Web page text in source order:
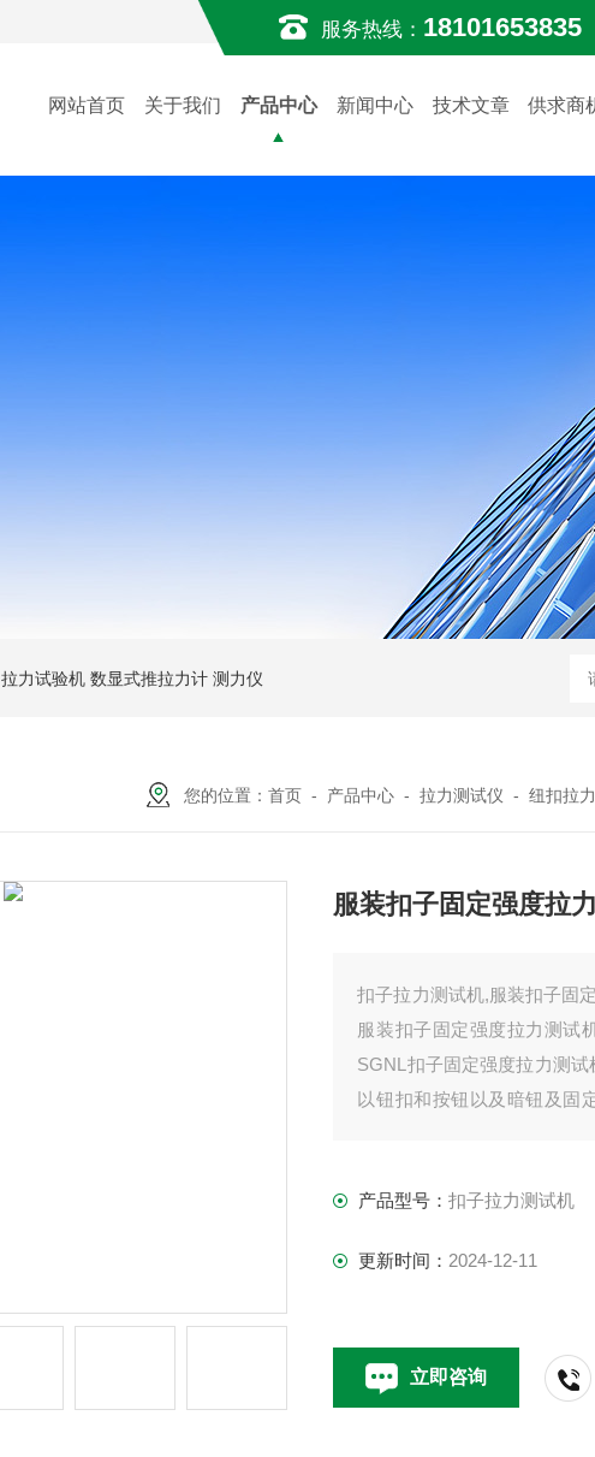
服务热线： 18101653835
网站首页 关于我们 产品中心 新闻中心 技术文章 供求商
拉力试验机 数显式推拉力计 测力仪
您的位置：首页 - 产品中心 -拉力测试仪 -纽扣拉
服装扣子固定强度拉
扣子拉力测试机,服装扣子固
服装扣子固定强度拉力测试
SGNL扣子固定强度拉力测
以钮扣和按钮以及暗钮及固
产品型号：扣子拉力测试机
更新时间： 2024-12-11
立即咨询